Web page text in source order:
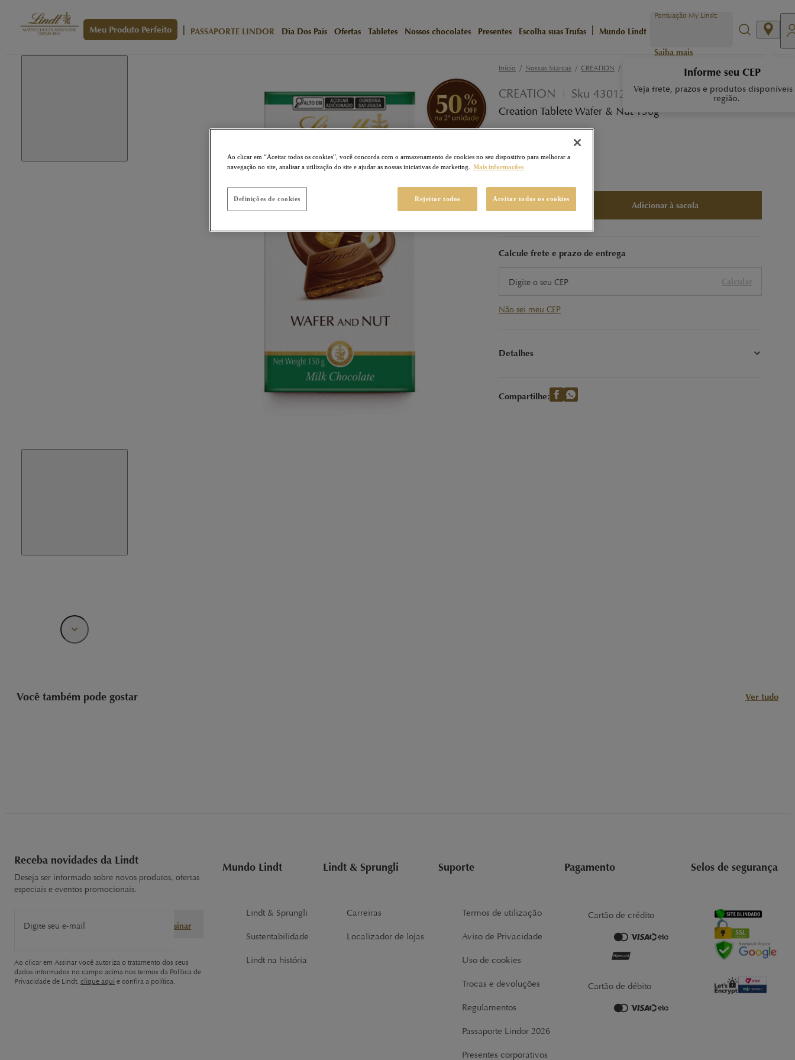
Meu Produto Perfeito | PASSAPORTE LINDOR Dia Dos Pais Ofertas Tabletes Nossos chocolates Presentes Escolha suas Trufas | Mundo Lindt
Pontuação My Lindt:
Saiba mais
Informe seu CEP
Veja frete, prazos e produtos disponíveis
região.
Início / Nossas Marcas / CREATION / CREATION TABLETE WAFER & NUT 150G
CREATION Sku 430124
Creation Tablete Wafer & Nut 150g
R$ 57,99
Adicionar à sacola
Calcule frete e prazo de entrega
Calcular
Não sei meu CEP
Detalhes
Compartilhe:
Você também pode gostar Ver tudo
Receba novidades da Lindt
Deseja ser informado sobre novos produtos, ofertas
especiais e eventos promocionais.
Digite seu e-mail Assinar
Ao clicar em Assinar você autoriza o tratamento dos seus
dados informados no campo acima nos termos da Política de
Privacidade de Lindt, clique aqui e confira a política.
Mundo Lindt
Lindt & Sprungli
Sustentabilidade
Lindt na história
Lindt & Sprungli
Carreiras
Localizador de lojas
Suporte
Termos de utilização
Aviso de Privacidade
Uso de cookies
Trocas e devoluções
Regulamentos
Passaporte Lindor 2026
Presentes corporativos
Pagamento
Cartão de crédito
Cartão de débito
Selos de segurança
Ao clicar em “Aceitar todos os cookies”, você concorda com o armazenamento de cookies no seu dispositivo para melhorar a
navegação no site, analisar a utilização do site e ajudar as nossas iniciativas de marketing.
Mais informações
Definições de cookies Rejeitar todos Aceitar todos os cookies